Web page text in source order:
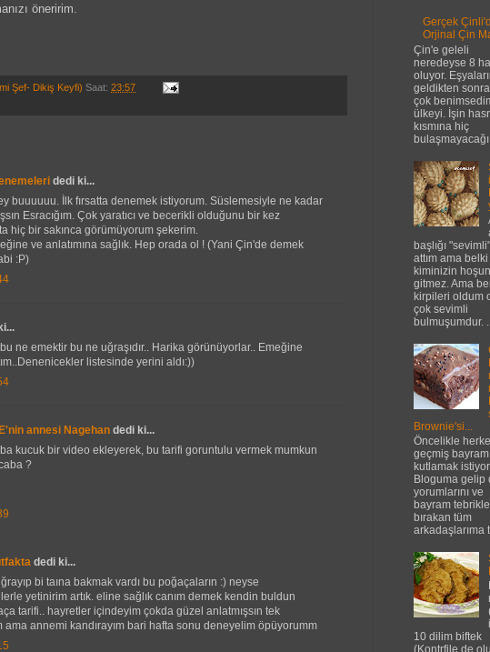
öneririm.
Şef- Dikiş Keyfi) Saat: 23:57
dedi ki...
buuuuuu. İlk fırsatta denemek istiyorum. Süslemesiyle ne kadar
Esracığım. Çok yaratıcı ve becerikli olduğunu bir kez
hiç bir sakınca görümüyorum şekerim.
ve anlatımına sağlık. Hep orada ol ! (Yani Çin'de demek
:P)
ne emektir bu ne uğraşıdır.. Harika görünüyorlar.. Emeğine
listesinde yerini aldı:))
annesi Nagehan dedi ki...
kucuk bir video ekleyerek, bu tarifi goruntulu vermek mumkun
?
dedi ki...
bi taına bakmak vardı bu poğaçaların :) neyse
yetinirim artık. eline sağlık canım demek kendin buldun
tarifi.. hayretler içindeyim çokda güzel anlatmışsın tek
ama annemi kandırayım bari hafta sonu deneyelim öpüyorumm
Gerçek
Orjinal Çin
Çin'e geleli
neredeyse 8
oluyor.
geldikten
çok
ülkeyi. İşin
kısmına hiç
başlığı
attım ama
kiminizin
gitmez. Ama
kirpileri oldum
çok sevimli
bulmuşumdur.
Brownie'si...
Öncelikle
geçmiş
kutlamak
Bloguma gelip
yorumlarını ve
bayram
bırakan tüm
arkadaşlarıma
10 dilim biftek